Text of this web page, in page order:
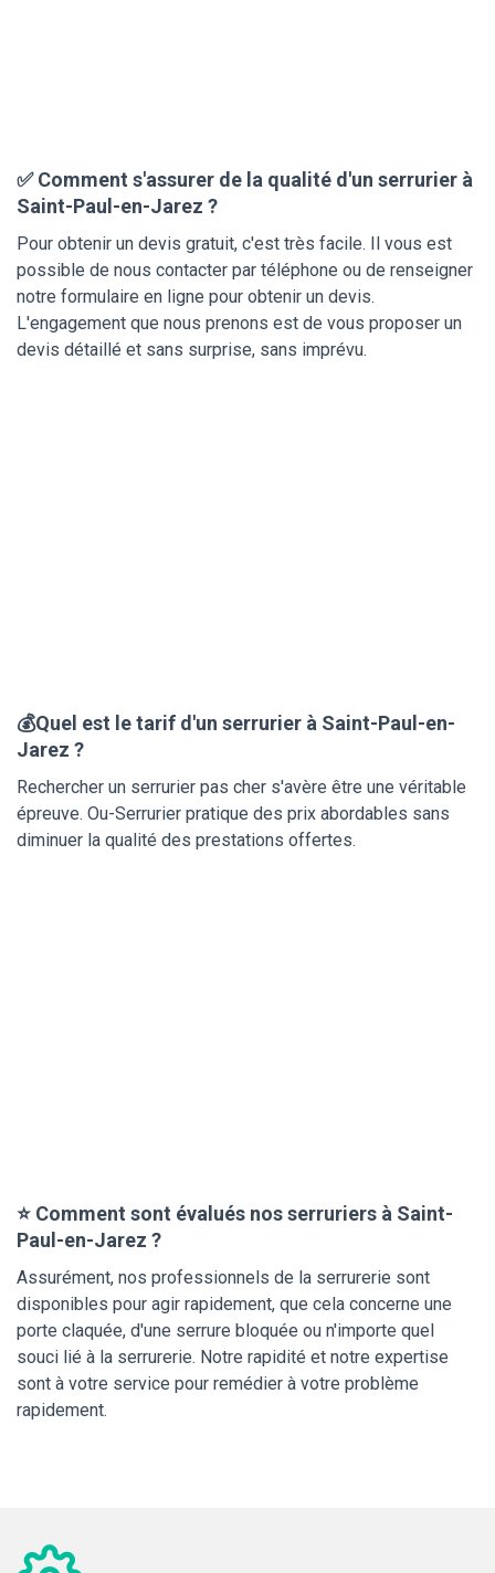
✅ Comment s'assurer de la qualité d'un serrurier à
Saint-Paul-en-Jarez ?
Pour obtenir un devis gratuit, c'est très facile. Il vous est
possible de nous contacter par téléphone ou de renseigner
notre formulaire en ligne pour obtenir un devis.
L'engagement que nous prenons est de vous proposer un
devis détaillé et sans surprise, sans imprévu.
💰Quel est le tarif d'un serrurier à Saint-Paul-en-
Jarez ?
Rechercher un serrurier pas cher s'avère être une véritable
épreuve. Ou-Serrurier pratique des prix abordables sans
diminuer la qualité des prestations offertes.
⭐ Comment sont évalués nos serruriers à Saint-
Paul-en-Jarez ?
Assurément, nos professionnels de la serrurerie sont
disponibles pour agir rapidement, que cela concerne une
porte claquée, d'une serrure bloquée ou n'importe quel
souci lié à la serrurerie. Notre rapidité et notre expertise
sont à votre service pour remédier à votre problème
rapidement.